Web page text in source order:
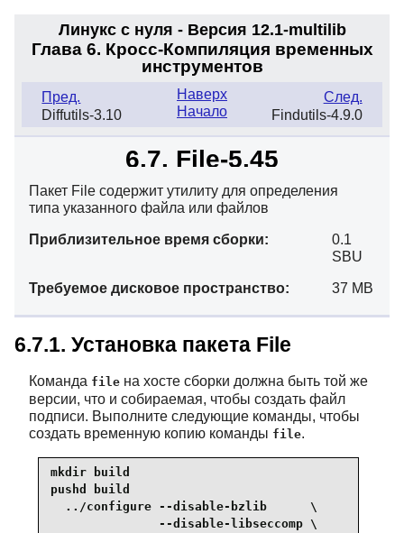
Линукс с нуля - Версия 12.1-multilib
Глава 6. Кросс-Компиляция временных
инструментов
Пред.
Diffutils-3.10
След.
Findutils-4.9.0
Наверх
Начало
6.7. File-5.45
Пакет File содержит утилиту для определения
типа указанного файла или файлов
Приблизительное время сборки:
0.1
SBU
Требуемое дисковое пространство: 37 MB
6.7.1. Установка пакета File
Команда file на хосте сборки должна быть той же
версии, что и собираемая, чтобы создать файл
подписи. Выполните следующие команды, чтобы
создать временную копию команды file.
mkdir build
pushd build
  ../configure --disable-bzlib      \
               --disable-libseccomp \